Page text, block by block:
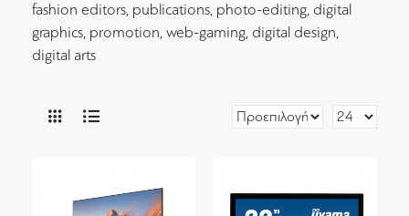
fashion editors, publications, photo-editing, digital
graphics, promotion, web-gaming, digital design,
digital arts